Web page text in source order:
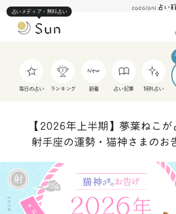
占いメディア・無料占い
毎日の占い ランキング 新着 占い記事 特別占い
【2026年上半期】夢葉ねこが
射手座の運勢・猫神さまのお